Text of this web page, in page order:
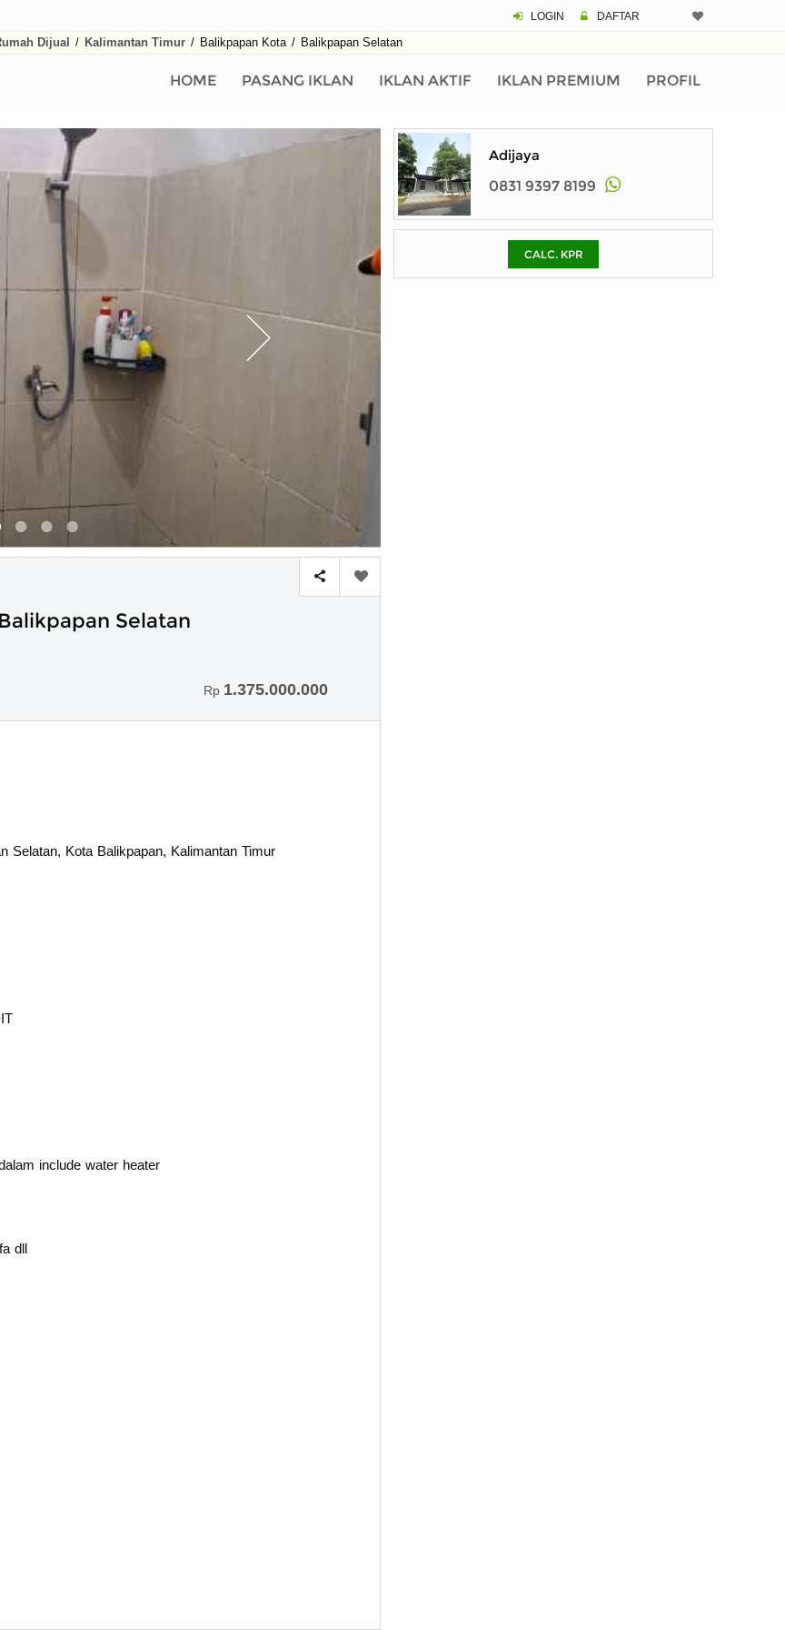
LOGIN DAFTAR
Dijual / Kalimantan Timur / Balikpapan Kota / Balikpapan Selatan
HOME PASANG IKLAN IKLAN AKTIF IKLAN PREMIUM PROFIL
Selatan
Rp 1.375.000.000
Selatan, Kota Balikpapan, Kalimantan Timur
include water heater
dll
Pinjaman (PIN)
pada kotak-
Adijaya
0831 9397 8199
CALC. KPR